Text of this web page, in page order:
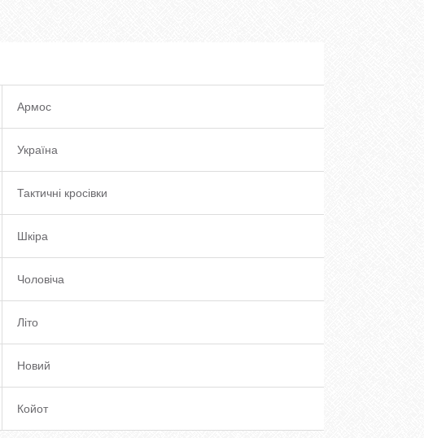
Армос
Україна
Тактичні кросівки
Шкіра
Чоловіча
Літо
Новий
Койот